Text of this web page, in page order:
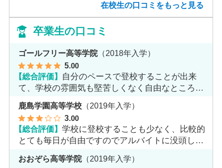
在校生の口コミをもっと見る
卒業生の口コミ
ゴールフリー高等学院（2018年入学）
5.00
【総合評価】 自分のペースで登校することが出来
て、学校の雰囲気も堅苦しくなく自由なところが
鹿島学園高等学校 （2019年入学）
3.00
【総合評価】学校に登校することも少なく、比較的
とても毎日が自由ですのでアルバイトに没頭して
おおぞら高等学院（2019年入学）